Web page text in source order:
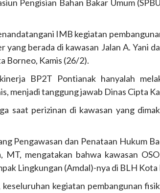
Pengisian Bahan Bakar Umum
IMB kegiatan
yang berada di kawasan Jalan A. Yani
Borneo, Kamis (26/2).
BP2T Pontianak hanyalah
menjadi tanggung jawab Dinas Cipta
saat perizinan di kawasan yang
Pengawasan dan Penataan Hukum
MT, mengatakan bahwa kawasan
Lingkungan (Amdal)-nya di BLH Kota
kegiatan pembangunan